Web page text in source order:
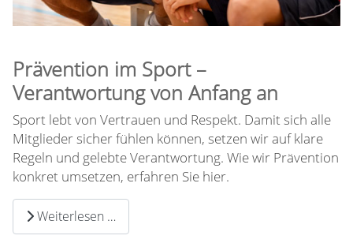
Prävention im Sport –
Verantwortung von Anfang an
Sport lebt von Vertrauen und Respekt. Damit sich alle
Mitglieder sicher fühlen können, setzen wir auf klare
Regeln und gelebte Verantwortung. Wie wir Prävention
konkret umsetzen, erfahren Sie hier.
Weiterlesen …